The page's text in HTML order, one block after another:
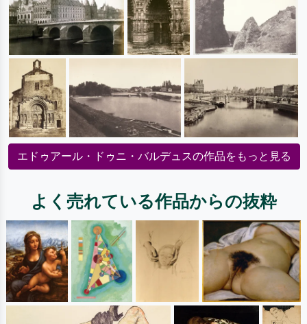
エドゥアール・ドゥニ・バルデュスの作品をもっと見る
よく売れている作品からの抜粋